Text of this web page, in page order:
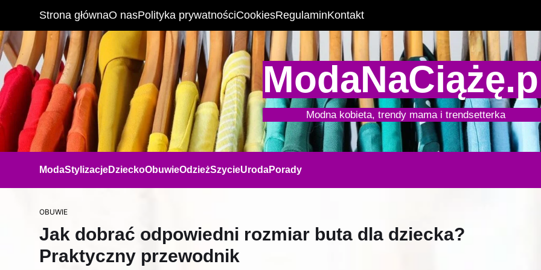
Strona głównaO nasPolityka prywatnościCookiesRegulaminKontakt
Modna kobieta, trendy mama i trendsetterka
ModaStylizacjeDzieckoObuwieOdzieżSzycieUrodaPorady
OBUWIE
Jak dobrać odpowiedni rozmiar buta dla dziecka?
Praktyczny przewodnik